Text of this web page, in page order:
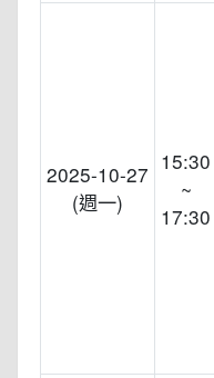
2025-10-27
(週一)
15:30
~
17:30